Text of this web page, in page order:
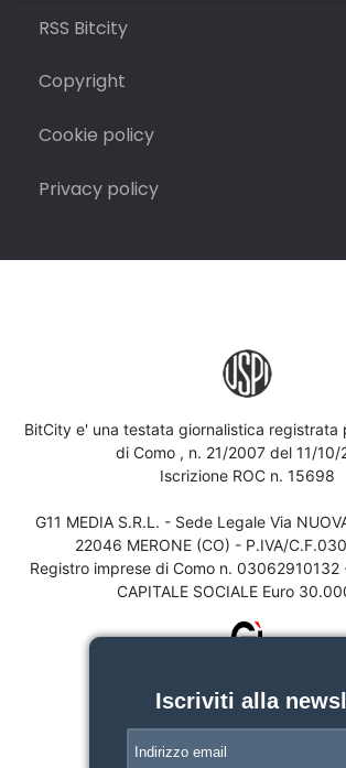
RSS Bitcity
Copyright
Cookie policy
Privacy policy
BitCity e' una testata giornalistica registrata
di Como , n. 21/2007 del 11/10/
Iscrizione ROC n. 15698
G11 MEDIA S.R.L. - Sede Legale Via
22046 MERONE (CO) - P.IVA/
Registro imprese di Como n. 03062910132
CAPITALE SOCIALE Euro
Iscriviti alla